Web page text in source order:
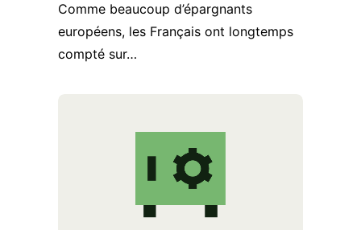
Comme beaucoup d’épargnants
européens, les Français ont longtemps
compté sur…